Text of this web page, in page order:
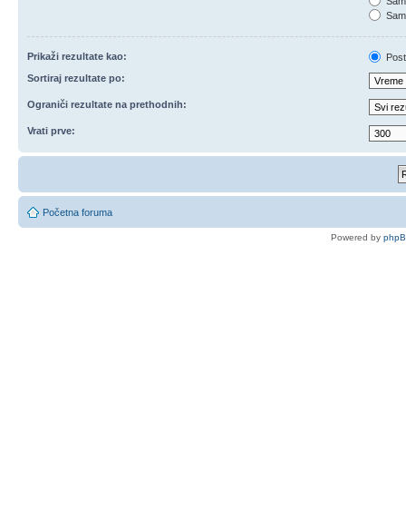
Prikaži rezultate kao:
Sortiraj rezultate po:
Ograniči rezultate na prethodnih:
Vrati prve:
Početna foruma
Powered by